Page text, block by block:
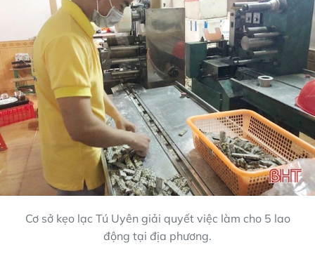
Cơ sở kẹo lạc Tú Uyên giải quyết việc làm cho 5 lao
động tại địa phương.